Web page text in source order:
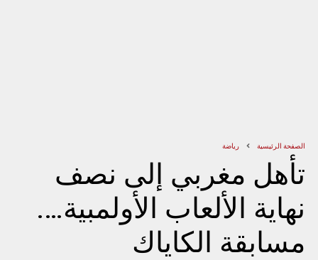
الصفحة الرئيسية رياضة
تأهل مغربي إلى نصف
نهاية الألعاب الأولمبية….
مسابقة الكاياك